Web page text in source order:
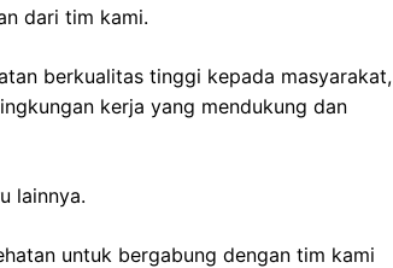
dari tim kami.
berkualitas tinggi kepada masyarakat,
kerja yang mendukung dan
lainnya.
untuk bergabung dengan tim kami